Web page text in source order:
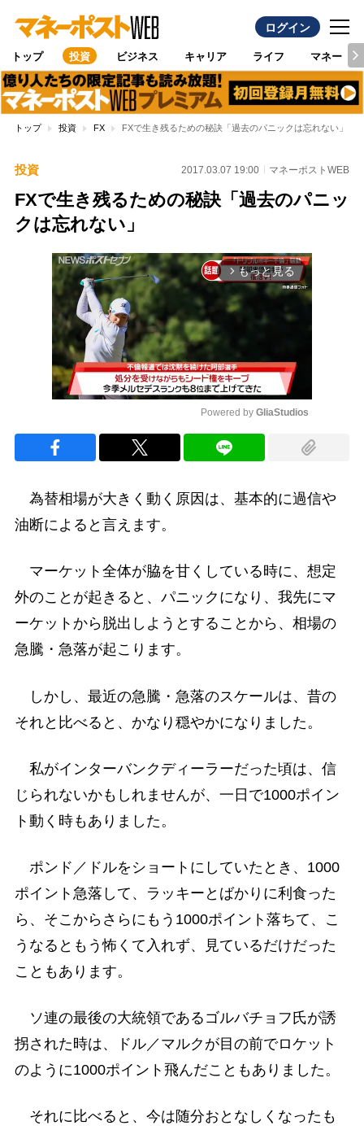
ログイン
トップ 投資 ビジネス キャリア ライフ マネー
トップ 投資 FX FXで生き残るための秘訣「過去のパニックは忘れない」
投資 2017.03.07 19:00 マネーポストWEB
FXで生き残るための秘訣「過去のパニッ
クは忘れない」
arrow_forward_ios もっと見る
Powered by GliaStudios
為替相場が大きく動く原因は、基本的に過信や
油断によると言えます。
マーケット全体が脇を甘くしている時に、想定
外のことが起きると、パニックになり、我先にマ
ーケットから脱出しようとすることから、相場の
急騰・急落が起こります。
しかし、最近の急騰・急落のスケールは、昔の
それと比べると、かなり穏やかになりました。
私がインターバンクディーラーだった頃は、信
じられないかもしれませんが、一日で1000ポイン
ト動く時もありました。
ポンド／ドルをショートにしていたとき、1000
ポイント急落して、ラッキーとばかりに利食った
ら、そこからさらにもう1000ポイント落ちて、こ
うなるともう怖くて入れず、見ているだけだった
こともあります。
ソ連の最後の大統領であるゴルバチョフ氏が誘
拐された時は、ドル／マルクが目の前でロケット
のように1000ポイント飛んだこともありました。
それに比べると、今は随分おとなしくなったも